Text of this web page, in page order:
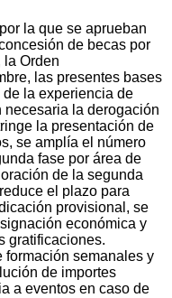
la que se aprueban
de becas por
la Orden
las presentes bases
la experiencia de
la derogación
la presentación de
se amplía el número
fase por área de
de la segunda
el plazo para
provisional, se
económica y
gratificaciones.
formación semanales y
de importes
a eventos en caso de